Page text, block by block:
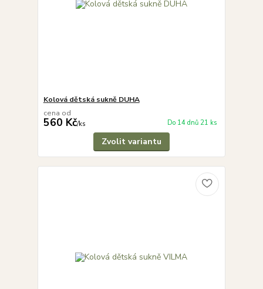
Kolová dětská sukně DUHA
cena od
560 Kč/ks Do 14 dnů 21 ks
Zvolit variantu